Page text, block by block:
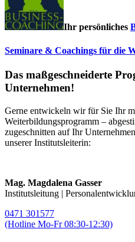
Ihr persönliches
Seminare & Coachings für die
Das maßgeschneiderte
Unternehmen!
Gerne entwickeln wir für Sie Ihr
Weiterbildungsprogramm –
zugeschnitten auf Ihr
unserer Institutsleiterin:
Mag. Magdalena Gasser
Institutsleitung |
0471 301577
(Hotline Mo-Fr 08:30-12:30)